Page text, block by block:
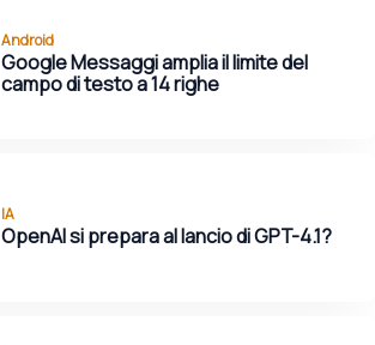
Android
Google Messaggi amplia il limite del
campo di testo a 14 righe
IA
OpenAI si prepara al lancio di GPT-4.1?